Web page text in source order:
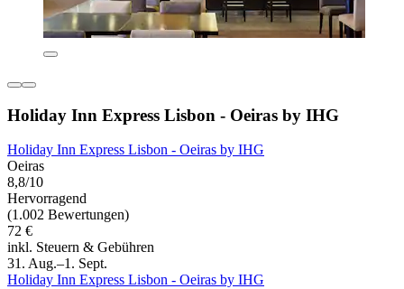
Holiday Inn Express Lisbon - Oeiras by IHG
Holiday Inn Express Lisbon - Oeiras by IHG
Oeiras
8,8/10
Hervorragend
(1.002 Bewertungen)
72 €
inkl. Steuern & Gebühren
31. Aug.–1. Sept.
Holiday Inn Express Lisbon - Oeiras by IHG